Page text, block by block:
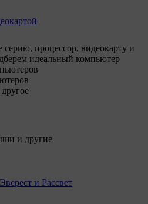
серию, процессор, видеокарту и
идеальный компьютер
и другие
и Рассвет